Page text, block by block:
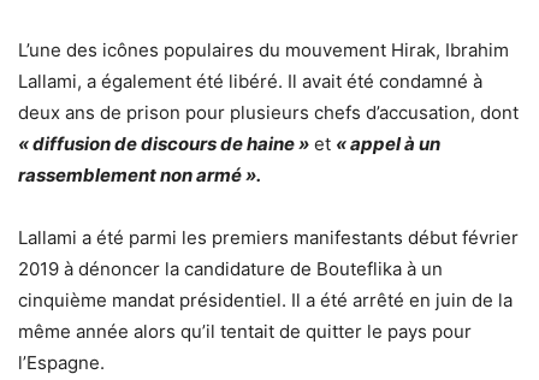
L’une des icônes populaires du mouvement Hirak, Ibrahim
Lallami, a également été libéré. Il avait été condamné à
deux ans de prison pour plusieurs chefs d’accusation, dont
« diffusion de discours de haine » et « appel à un
rassemblement non armé ».
Lallami a été parmi les premiers manifestants début février
2019 à dénoncer la candidature de Bouteflika à un
cinquième mandat présidentiel. Il a été arrêté en juin de la
même année alors qu’il tentait de quitter le pays pour
l’Espagne.